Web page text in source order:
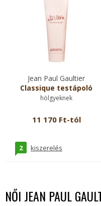
Jean Paul Gaultier
Classique testápoló
hölgyeknek
11 170 Ft-tól
2 kiszerelés
NŐI JEAN PAUL